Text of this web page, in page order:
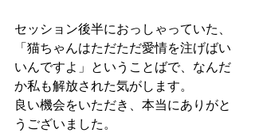
セッション後半におっしゃっていた、
「猫ちゃんはただただ愛情を注げばい
いんですよ」ということばで、なんだ
か私も解放された気がします。
良い機会をいただき、本当にありがと
うございました。